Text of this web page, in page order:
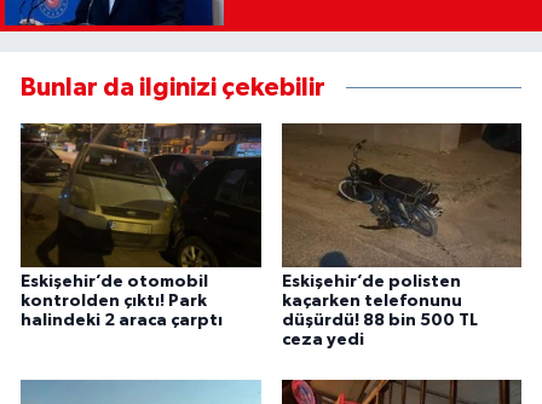
Bunlar da ilginizi çekebilir
Eskişehir’de otomobil
kontrolden çıktı! Park
halindeki 2 araca çarptı
Eskişehir’de polisten
kaçarken telefonunu
düşürdü! 88 bin 500 TL
ceza yedi